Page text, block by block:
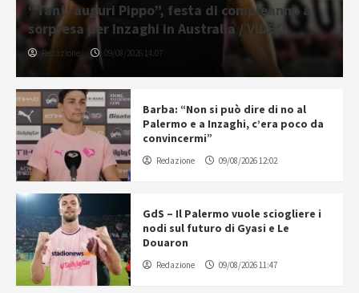
“Tanti auguri Pippo”, festa di compleanno a
sorpresa per Inzaghi in Australia / VIDEO
Redazione 09/08/2026 14:07
Barba: “Non si può dire di no al
Palermo e a Inzaghi, c’era poco da
convincermi”
Redazione 09/08/2026 12:02
GdS – Il Palermo vuole sciogliere i
nodi sul futuro di Gyasi e Le
Douaron
Redazione 09/08/2026 11:47